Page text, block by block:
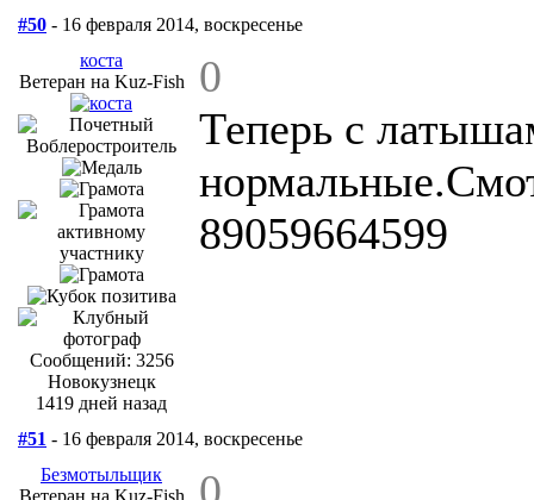
#50 - 16 февраля 2014, воскресенье
коста
Ветеран на Kuz-Fish
Сообщений: 3256
Новокузнецк
1419 дней назад
0
Теперь с
89059664599
#51 - 16 февраля 2014, воскресенье
Безмотыльщик
Ветеран на Kuz-Fish